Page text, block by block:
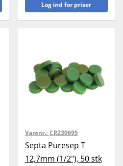
Log ind for priser
Varenr.: CR230695
Septa Puresep T
12,7mm (1/2"), 50 stk